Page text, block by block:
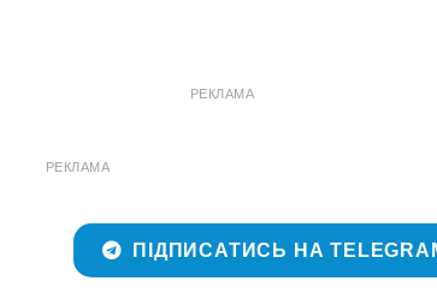
РЕКЛАМА
РЕКЛАМА
ПІДПИСАТИСЬ НА